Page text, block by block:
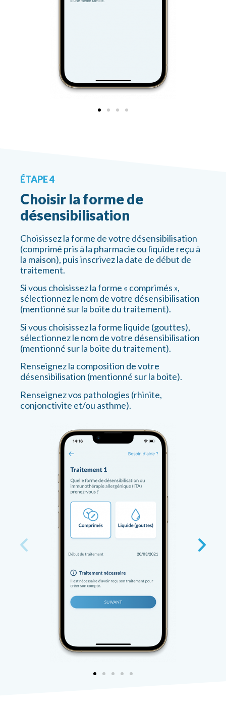
ÉTAPE 4
Choisir la forme de
désensibilisation
Choisissez la forme de votre désensibilisation
(comprimé pris à la pharmacie ou liquide reçu à
la maison), puis inscrivez la date de début de
traitement.
Si vous choisissez la forme « comprimés »,
sélectionnez le nom de votre désensibilisation
(mentionné sur la boite du traitement).
Si vous choisissez la forme liquide (gouttes),
sélectionnez le nom de votre désensibilisation
(mentionné sur la boite du traitement).
Renseignez la composition de votre
désensibilisation (mentionné sur la boite).
Renseignez vos pathologies (rhinite,
conjonctivite et/ou asthme).